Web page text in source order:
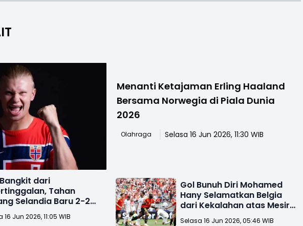
Menanti Ketajaman Erling Haaland
Bersama Norwegia di Piala Dunia
2026
Olahraga Selasa 16 Jun 2026, 11:30 WIB
dari
Tahan
Selandia Baru 2-2
Dunia 2026
16 Jun 2026, 11:05 WIB
Gol Bunuh Diri Mohamed
Hany Selamatkan Belgia
dari Kekalahan atas Mesir
di Piala Dunia 2026
Selasa 16 Jun 2026, 05:46 WIB